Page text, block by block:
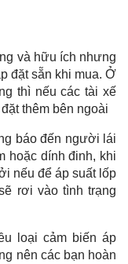
và hữu ích nhưng
đặt sẵn khi mua. Ở
thì nếu các tài xế
thêm bên ngoài
báo đến người lái
hoặc dính đinh, khi
nếu để áp suất lốp
rơi vào tình trạng
loại cảm biến áp
nên các bạn hoàn